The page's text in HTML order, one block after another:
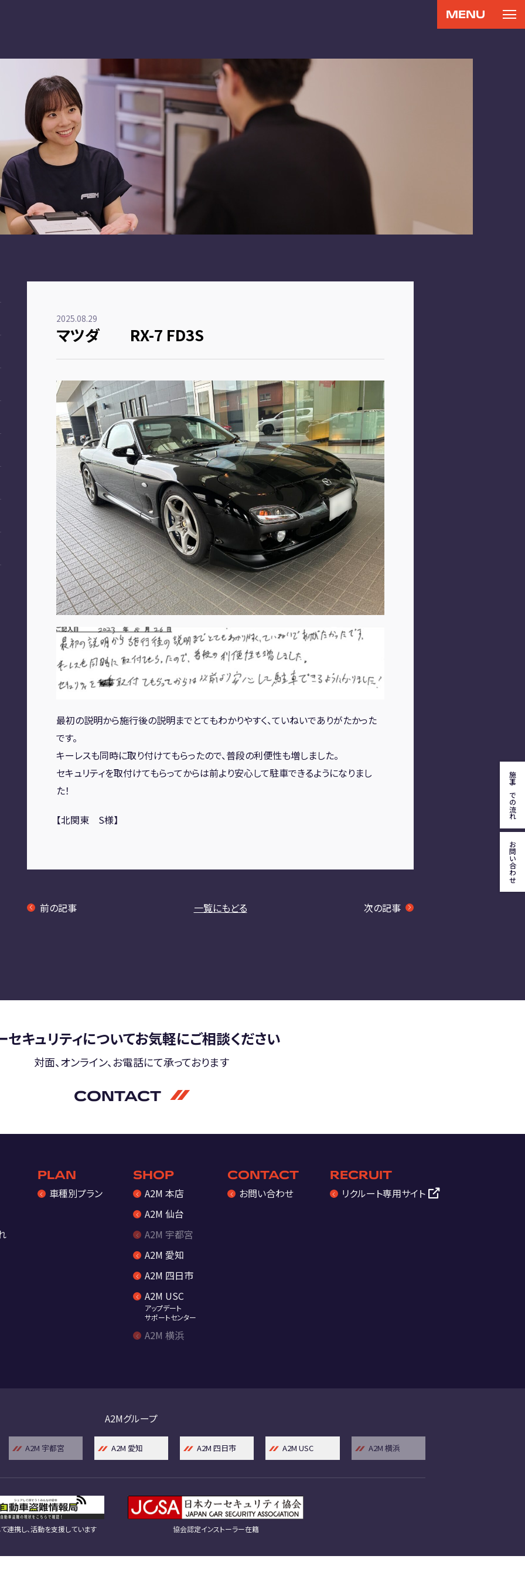
2025.08.29
マツダ RX-7 FD3S
最初の説明から施行後の説明までとてもわかりやすく、ていねいでありがたかった
です。
キーレスも同時に取り付けてもらったので、普段の利便性も増しました。
セキュリティを取付けてもらってからは前より安心して駐車できるようになりまし
た！
【北関東 S様】
前の記事 一覧にもどる 次の記事
セキュリティについてお気軽にご相談ください
対面、オンライン、お電話にて承っております
CONTACT
PLAN
車種別プラン
SHOP
A2M 本店
A2M 仙台
A2M 宇都宮
A2M 愛知
A2M 四日市
A2M USC
アップデート
サポートセンター
A2M 横浜
CONTACT
お問い合わせ
RECRUIT
リクルート専用サイト
A2Mグループ
A2M 宇都宮 A2M 愛知 A2M 四日市 A2M USC A2M 横浜
連携し、活動を支援しています 協会認定インストーラー在籍
MENU
施工までの流れ
お問い合わせ
車種別プラン
A2M 本店
A2M 仙台
A2M 宇都宮
A2M 愛知
A2M USC
アップデート
サポートセンター
A2M 横浜
お問い合わせ
リクルート